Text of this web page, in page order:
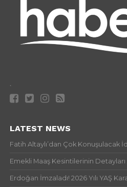
.
LATEST NEWS
Fatih Altaylı’dan Çok Konuşulacak
Emekli Maaş Kesintilerinin Detayları
Erdoğan İmzaladı! 2026 Yılı YAŞ